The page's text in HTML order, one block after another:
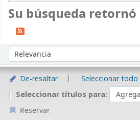
Su búsqueda
Ordenar por:
De-resaltar Seleccionar todo
Seleccionar títulos para:
Reservar